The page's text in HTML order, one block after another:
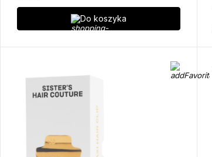
Do koszyka